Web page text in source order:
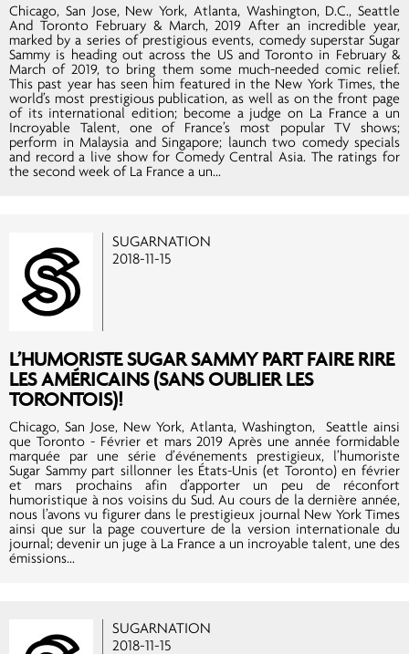
Chicago, San Jose, New York, Atlanta, Washington, D.C., Seattle
And Toronto February & March, 2019 After an incredible year,
marked by a series of prestigious events, comedy superstar Sugar
Sammy is heading out across the US and Toronto in February &
March of 2019, to bring them some much-needed comic relief.
This past year has seen him featured in the New York Times, the
world’s most prestigious publication, as well as on the front page
of its international edition; become a judge on La France a un
Incroyable Talent, one of France’s most popular TV shows;
perform in Malaysia and Singapore; launch two comedy specials
and record a live show for Comedy Central Asia. The ratings for
the second week of La France a un...
SUGARNATION
2018-11-15
L’HUMORISTE SUGAR SAMMY PART FAIRE RIRE
LES AMÉRICAINS (SANS OUBLIER LES
TORONTOIS)!
Chicago, San Jose, New York, Atlanta, Washington, Seattle ainsi
que Toronto - Février et mars 2019 Après une année formidable
marquée par une série d’événements prestigieux, l’humoriste
Sugar Sammy part sillonner les États-Unis (et Toronto) en février
et mars prochains afin d’apporter un peu de réconfort
humoristique à nos voisins du Sud. Au cours de la dernière année,
nous l’avons vu figurer dans le prestigieux journal New York Times
ainsi que sur la page couverture de la version internationale du
journal; devenir un juge à La France a un incroyable talent, une des
émissions...
SUGARNATION
2018-11-15